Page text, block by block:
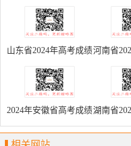
山东省2024年高考成绩
查询系统
河南省
查
2024年安徽省高考成绩
查询入口
湖南省
查